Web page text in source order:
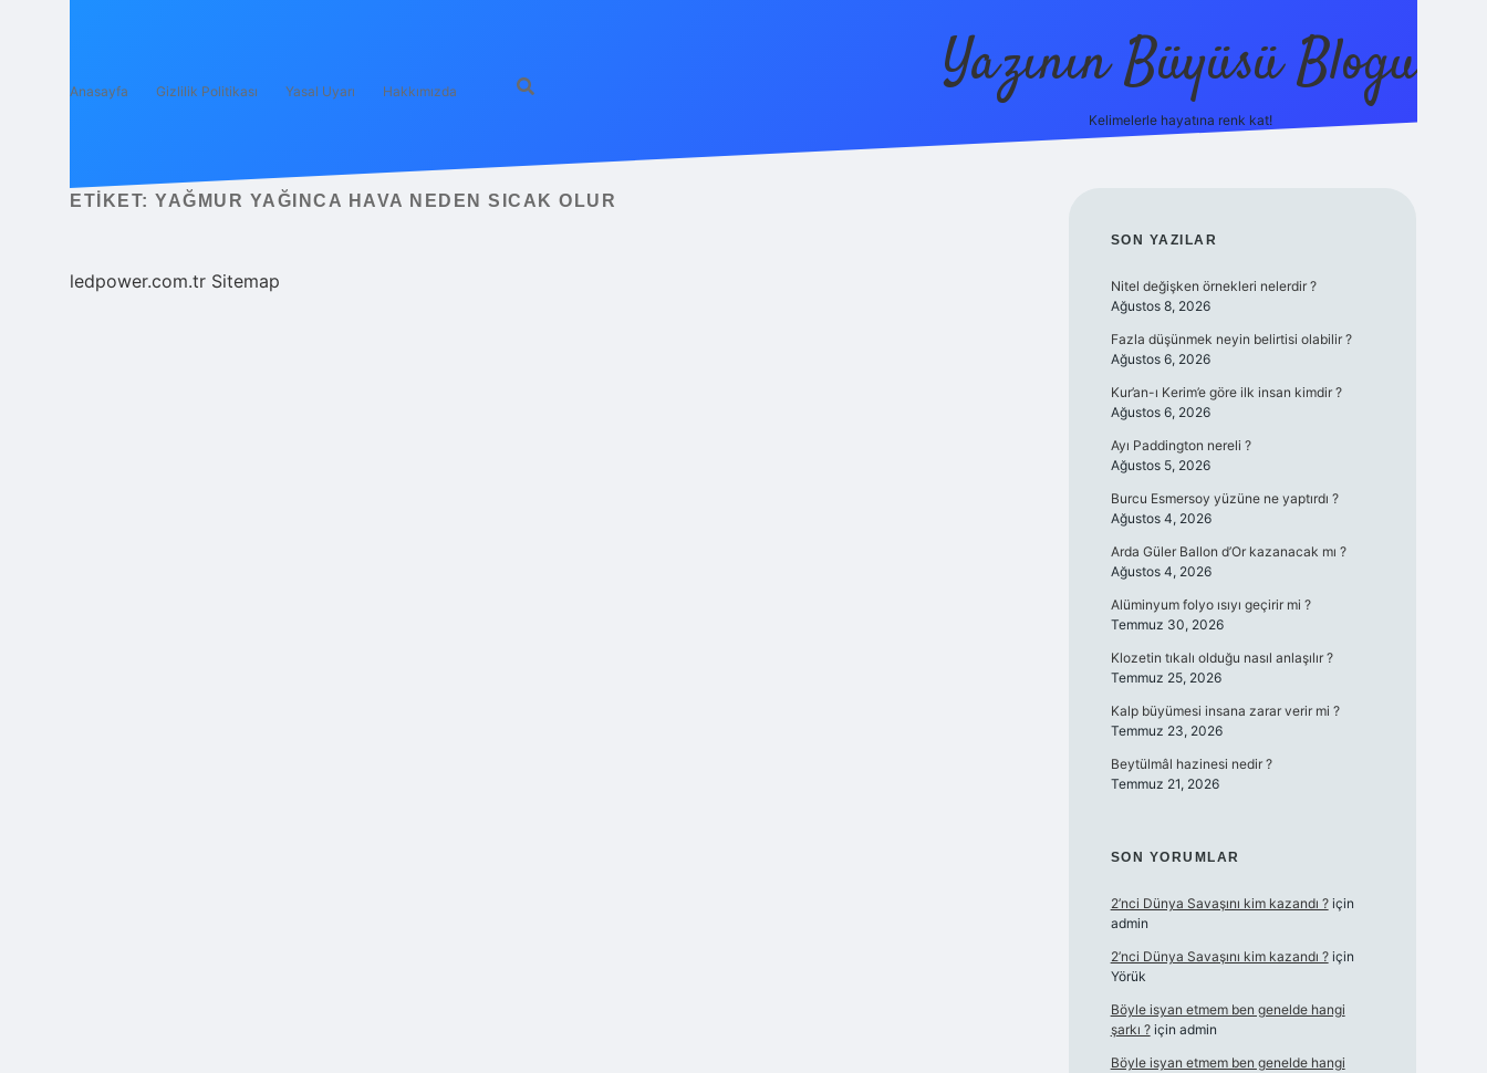
Anasayfa Gizlilik Politikası Yasal Uyarı Hakkımızda Yazının Büyüsü Blogu
Kelimelerle hayatına renk kat!
ETIKET: YAĞMUR YAĞINCA HAVA NEDEN SICAK OLUR
ledpower.com.tr Sitemap
SIDEBAR
SON YAZILAR
Nitel değişken örnekleri nelerdir ?
Ağustos 8, 2026
Fazla düşünmek neyin belirtisi olabilir ?
Ağustos 6, 2026
Kur’an-ı Kerim’e göre ilk insan kimdir ?
Ağustos 6, 2026
Ayı Paddington nereli ?
Ağustos 5, 2026
Burcu Esmersoy yüzüne ne yaptırdı ?
Ağustos 4, 2026
Arda Güler Ballon d’Or kazanacak mı ?
Ağustos 4, 2026
Alüminyum folyo ısıyı geçirir mi ?
Temmuz 30, 2026
Klozetin tıkalı olduğu nasıl anlaşılır ?
Temmuz 25, 2026
Kalp büyümesi insana zarar verir mi ?
Temmuz 23, 2026
Beytülmâl hazinesi nedir ?
Temmuz 21, 2026
SON YORUMLAR
2’nci Dünya Savaşını kim kazandı ?için
admin
2’nci Dünya Savaşını kim kazandı ?için
Yörük
Böyle isyan etmem ben genelde hangi
şarkı ?için admin
Böyle isyan etmem ben genelde hangi